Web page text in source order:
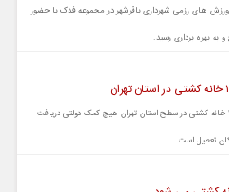
ورزش های رزمی شهرداری باقرشهر در مجموعه فدک با حضور
به بهره برداری رسید.
تهران رسانه | یک هزار و ۱۰۰ خانه کشتی در سطح استان تهران هیچ کمک دولتی دریافت
تعطیل است.